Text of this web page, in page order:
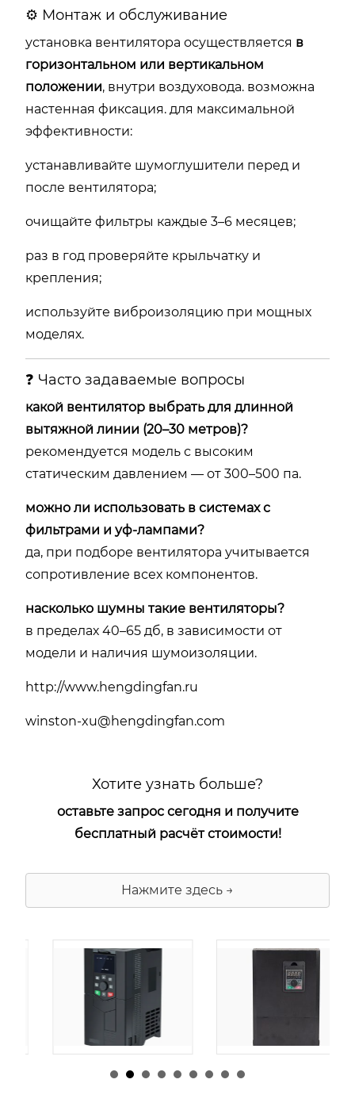
⚙️ Монтаж и обслуживание
установка вентилятора осуществляется в
горизонтальном или вертикальном
положении, внутри воздуховода. возможна
настенная фиксация. для максимальной
эффективности:
устанавливайте шумоглушители перед и
после вентилятора;
очищайте фильтры каждые 3–6 месяцев;
раз в год проверяйте крыльчатку и
крепления;
используйте виброизоляцию при мощных
моделях.
❓ Часто задаваемые вопросы
какой вентилятор выбрать для длинной
вытяжной линии (20–30 метров)?
рекомендуется модель с высоким
статическим давлением — от 300–500 па.
можно ли использовать в системах с
фильтрами и уф-лампами?
да, при подборе вентилятора учитывается
сопротивление всех компонентов.
насколько шумны такие вентиляторы?
в пределах 40–65 дб, в зависимости от
модели и наличия шумоизоляции.
http://www.hengdingfan.ru
winston-xu@hengdingfan.com
Хотите узнать больше?
оставьте запрос сегодня и получите
бесплатный расчёт стоимости!
Нажмите здесь →
由admin |30 1 月,
由admin |29 1 月,